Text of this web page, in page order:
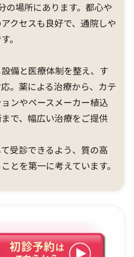
の場所にあります。都心や
クセスも良好で、通院しや
。
備と医療体制を整え、す
。薬による治療から、カテ
ンやペースメーカー植込
で、幅広い治療をご提供
受診できるよう、質の高
とを第一に考えています。